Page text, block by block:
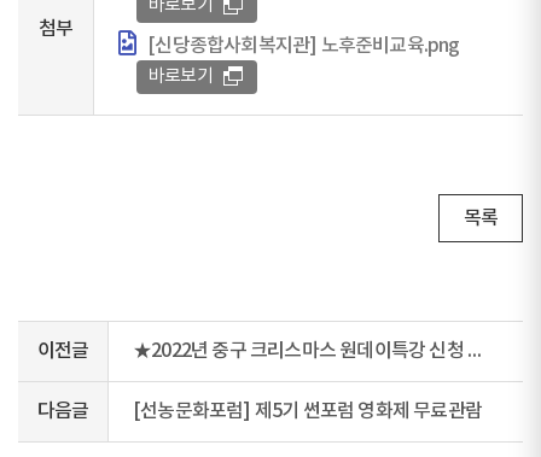
첨부
바로보기
[신당종합사회복지관] 노후준비교육.png
바로보기
목록
이전글 ★2022년 중구 크리스마스 원데이특강 신청 안내★
다음글 [선농문화포럼] 제5기 썬포럼 영화제 무료관람